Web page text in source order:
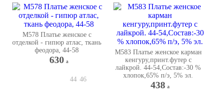
М578 Платье женское с
отделкой - гипюр атлас, ткань
феодора, 44-58
630 a
44 46
М583 Платье женское карман
кенгуру,принт.футер с
лайкрой. 44-54,Состав:-30 %
хлопок,65% п/э, 5% эл.
438 a